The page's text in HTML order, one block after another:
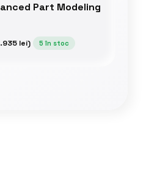
Part Modeling
lei) 5 în stoc